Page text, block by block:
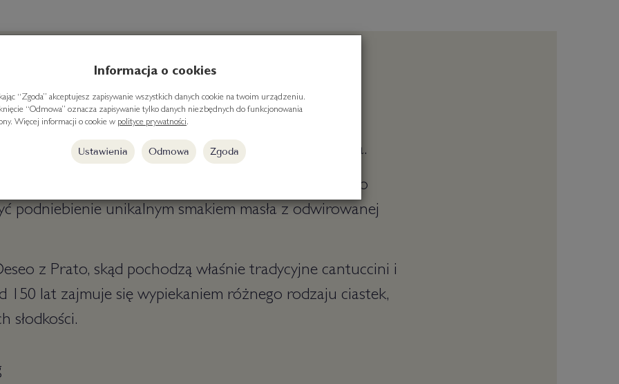
kruche ciasteczka maślane.
, masło (mleko) 32%, cukier, , sól morska.
mąki, masła i cukru, wypiekane z pasją i uwagą, zostało
podniebienie unikalnym smakiem masła z odwirowanej
z Prato, skąd pochodzą właśnie tradycyjne cantuccini i
150 lat zajmuje się wypiekaniem różnego rodzaju ciastek,
słodkości.
Informacja o cookies
“Zgoda” akceptujesz zapisywanie wszystkich danych cookie na twoim urządzeniu.
“Odmowa” oznacza zapisywanie tylko danych niezbędnych do funkcjonowania
Więcej informacji o cookie w polityce prywatności.
Ustawienia Odmowa Zgoda